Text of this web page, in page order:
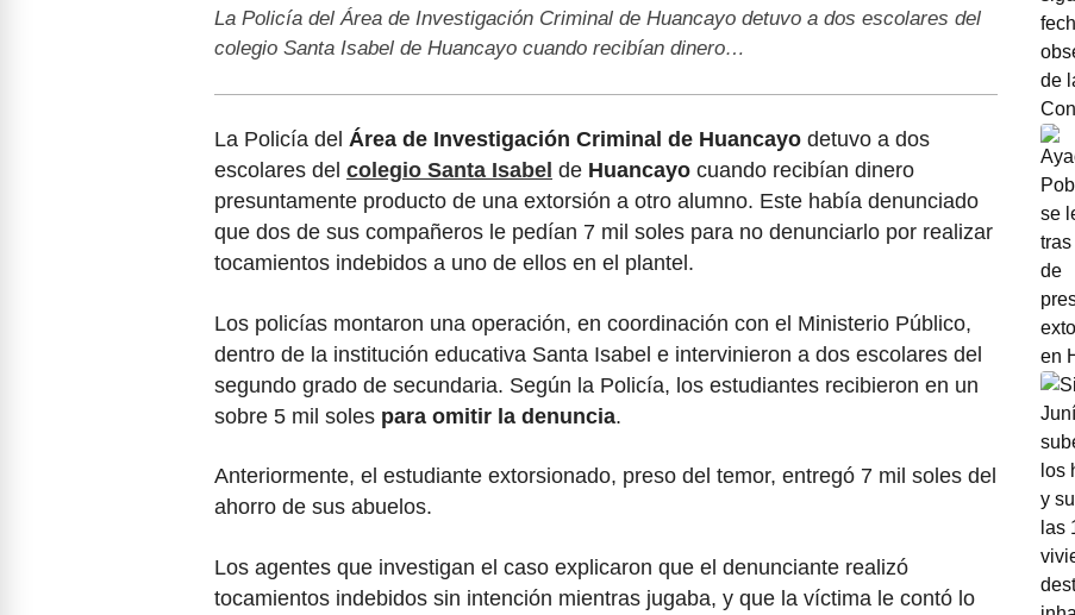
La Policía del Área de Investigación Criminal de Huancayo detuvo a dos escolares del
colegio Santa Isabel de Huancayo cuando recibían dinero…
La Policía del Área de Investigación Criminal de Huancayo detuvo a dos
escolares del colegio Santa Isabel de Huancayo cuando recibían dinero
presuntamente producto de una extorsión a otro alumno. Este había denunciado
que dos de sus compañeros le pedían 7 mil soles para no denunciarlo por realizar
tocamientos indebidos a uno de ellos en el plantel.
Los policías montaron una operación, en coordinación con el Ministerio Público,
dentro de la institución educativa Santa Isabel e intervinieron a dos escolares del
segundo grado de secundaria. Según la Policía, los estudiantes recibieron en un
sobre 5 mil soles para omitir la denuncia.
Anteriormente, el estudiante extorsionado, preso del temor, entregó 7 mil soles del
ahorro de sus abuelos.
Los agentes que investigan el caso explicaron que el denunciante realizó
tocamientos indebidos sin intención mientras jugaba, y que la víctima le contó lo